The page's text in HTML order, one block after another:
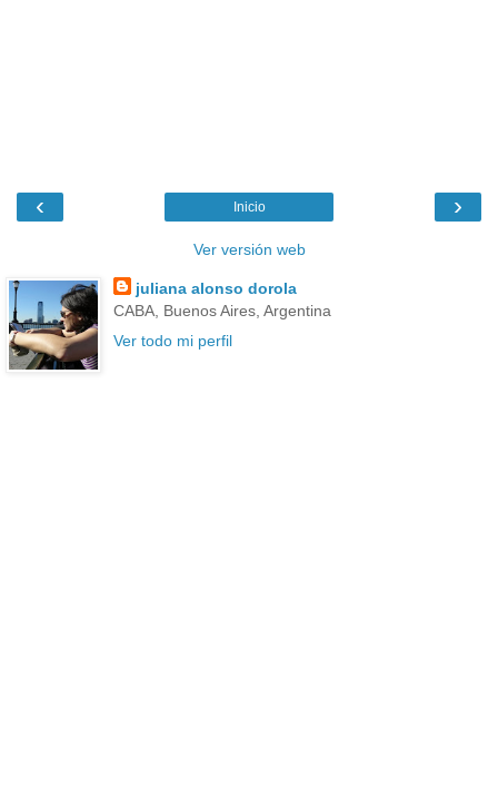
‹ ›
Inicio
Ver versión web
juliana alonso dorola
CABA, Buenos Aires, Argentina
Ver todo mi perfil